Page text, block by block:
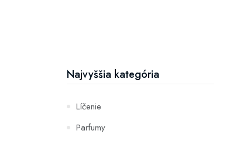
Najvyššia kategória
Líčenie
Parfumy